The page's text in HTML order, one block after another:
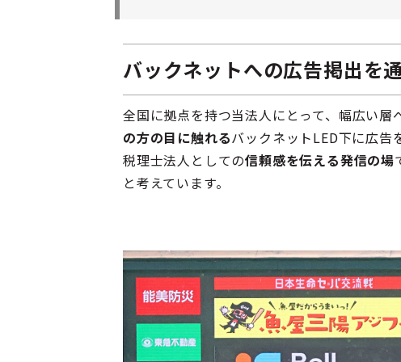
バックネットへの広告掲出を
全国に拠点を持つ当法人にとって、幅広い
の方の目に触れるバックネットLED下に広告
税理士法人としての信頼感を伝える発信の場
と考えています。